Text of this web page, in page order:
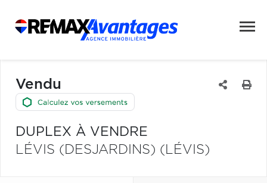
Vendu
DUPLEX À VENDRE
LÉVIS (DESJARDINS) (LÉVIS)